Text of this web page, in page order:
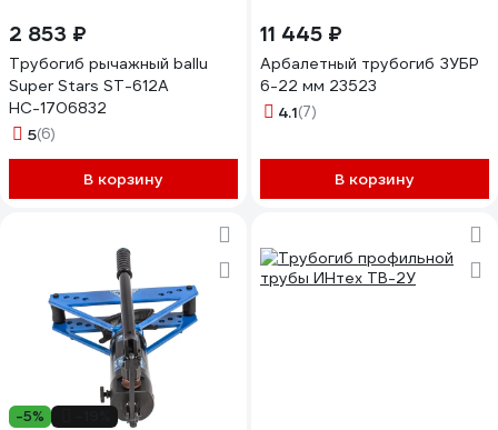
2 853 ₽
Трубогиб рычажный ballu
Super Stars ST-612A
НС-1706832
5(6)
В корзину
11 445 ₽
Арбалетный трубогиб ЗУБР
6-22 мм 23523
4.1(7)
В корзину
-5%